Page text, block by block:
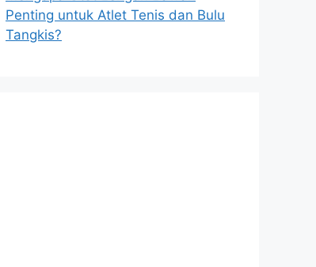
Penting untuk Atlet Tenis dan Bulu
Tangkis?